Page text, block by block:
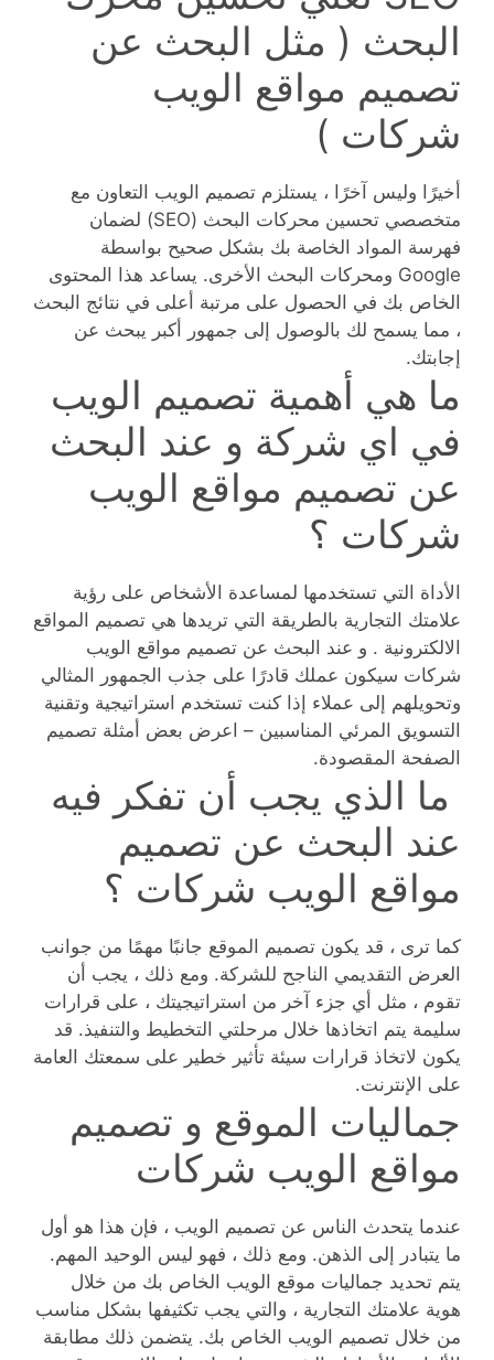
البحث ( مثل البحث عن
تصميم مواقع الويب
شركات )
أخيرًا وليس آخرًا ، يستلزم تصميم الويب التعاون مع
متخصصي تحسين محركات البحث (SEO) لضمان
فهرسة المواد الخاصة بك بشكل صحيح بواسطة
Google ومحركات البحث الأخرى. يساعد هذا المحتوى
الخاص بك في الحصول على مرتبة أعلى في نتائج البحث
، مما يسمح لك بالوصول إلى جمهور أكبر يبحث عن
إجابتك.
ما هي أهمية تصميم الويب
في اي شركة و عند البحث
عن تصميم مواقع الويب
شركات ؟
الأداة التي تستخدمها لمساعدة الأشخاص على رؤية
علامتك التجارية بالطريقة التي تريدها هي تصميم المواقع
الالكترونية . و عند البحث عن تصميم مواقع الويب
شركات سيكون عملك قادرًا على جذب الجمهور المثالي
وتحويلهم إلى عملاء إذا كنت تستخدم استراتيجية وتقنية
التسويق المرئي المناسبين – اعرض بعض أمثلة تصميم
الصفحة المقصودة.
ما الذي يجب أن تفكر فيه
عند البحث عن تصميم
مواقع الويب شركات ؟
كما ترى ، قد يكون تصميم الموقع جانبًا مهمًا من جوانب
العرض التقديمي الناجح للشركة. ومع ذلك ، يجب أن
تقوم ، مثل أي جزء آخر من استراتيجيتك ، على قرارات
سليمة يتم اتخاذها خلال مرحلتي التخطيط والتنفيذ. قد
يكون لاتخاذ قرارات سيئة تأثير خطير على سمعتك العامة
على الإنترنت.
جماليات الموقع و تصميم
مواقع الويب شركات
عندما يتحدث الناس عن تصميم الويب ، فإن هذا هو أول
ما يتبادر إلى الذهن. ومع ذلك ، فهو ليس الوحيد المهم.
يتم تحديد جماليات موقع الويب الخاص بك من خلال
هوية علامتك التجارية ، والتي يجب تكثيفها بشكل مناسب
من خلال تصميم الويب الخاص بك. يتضمن ذلك مطابقة